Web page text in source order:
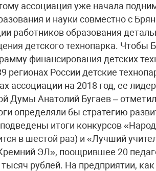
ассоциация уже начала
и науки совместно с
работников образования
детского технопарка. Чтобы
финансирования детских
регионах России детские
ассоциации на 2018 год, ее
Думы Анатолий Бугаев –
определяли бы стратегию
итоги конкурсов
в шестой раз) и «Лучший
ЭЛ», поощрившее 20
рублей. На предприятии, как